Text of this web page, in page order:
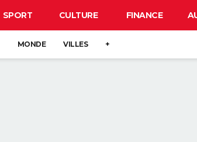
SPORT CULTURE FINANCE
MONDE VILLES +